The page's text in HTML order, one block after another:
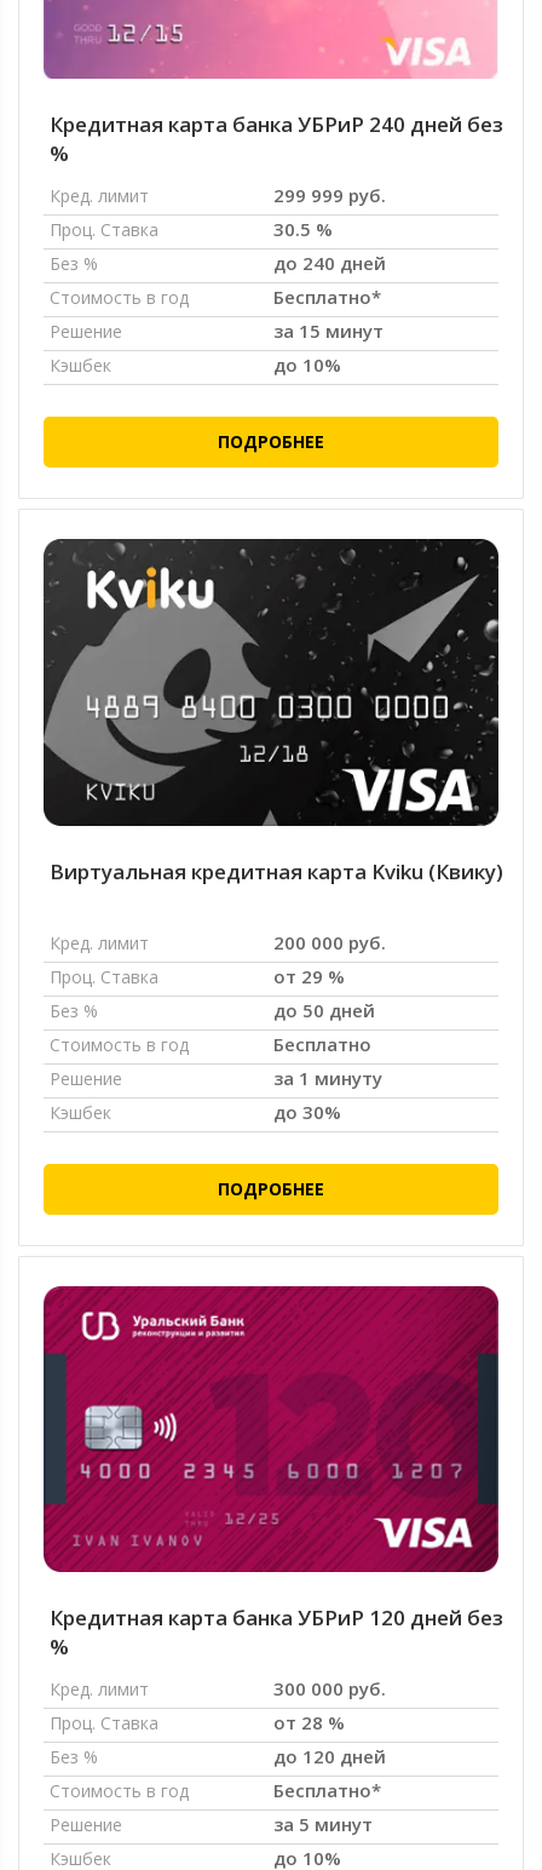
Кредитная карта банка УБРиР 240 дней без
%
Кред. лимит 299 999 руб.
Проц. Ставка 30.5 %
Без % до 240 дней
Стоимость в год Бесплатно*
Решение за 15 минут
Кэшбек до 10%
ПОДРОБНЕЕ
Виртуальная кредитная карта Kviku (Квику)
Кред. лимит 200 000 руб.
Проц. Ставка от 29 %
Без % до 50 дней
Стоимость в год Бесплатно
Решение за 1 минуту
Кэшбек до 30%
ПОДРОБНЕЕ
Кредитная карта банка УБРиР 120 дней без
%
Кред. лимит 300 000 руб.
Проц. Ставка от 28 %
Без % до 120 дней
Стоимость в год Бесплатно*
Решение за 5 минут
Кэшбек до 10%